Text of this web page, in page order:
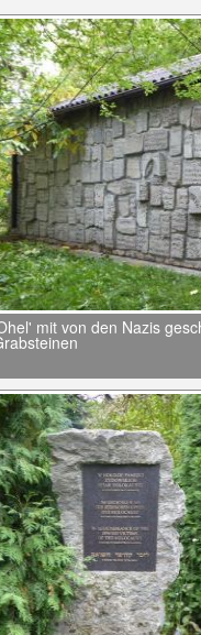
mit von den Nazis